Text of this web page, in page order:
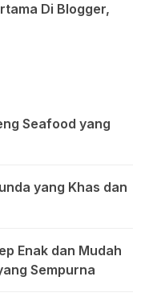
Di Blogger,
Seafood yang
yang Khas dan
Enak dan Mudah
Sempurna